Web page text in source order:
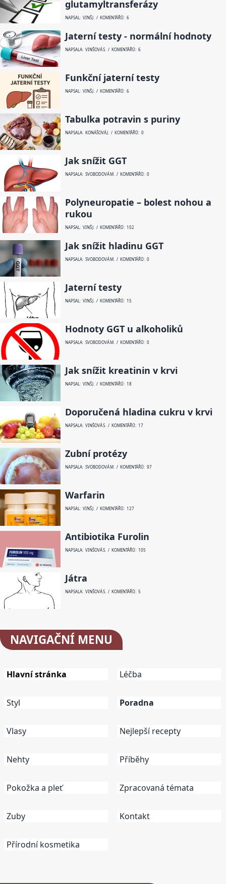
glutamyltransferázy
NAPSAL: VINŠ J. / KOMENTÁŘŮ: 6
Jaterní testy - normální hodnoty
NAPSALA: VINŠOVÁ S. / KOMENTÁŘŮ: 6
Funkční jaterní testy
NAPSAL: VINŠ J. / KOMENTÁŘŮ: 6
Tabulka potravin s puriny
NAPSALA: KONÁŠOVÁ J. / KOMENTÁŘŮ: 0
Jak snížit GGT
NAPSALA: SVOBODOVÁ M. / KOMENTÁŘŮ: 0
Polyneuropatie – bolest nohou a
rukou
NAPSAL: VINŠ J. / KOMENTÁŘŮ: 102
Jak snížit hladinu GGT
NAPSALA: SVOBODOVÁ M. / KOMENTÁŘŮ: 0
Jaterní testy
NAPSAL: VINŠ J. / KOMENTÁŘŮ: 15
Hodnoty GGT u alkoholiků
NAPSALA: SVOBODOVÁ M. / KOMENTÁŘŮ: 0
Jak snížit kreatinin v krvi
NAPSAL: VINŠ J. / KOMENTÁŘŮ: 18
Doporučená hladina cukru v krvi
NAPSALA: VINŠOVÁ S. / KOMENTÁŘŮ: 17
Zubní protézy
NAPSALA: SVOBODOVÁ M. / KOMENTÁŘŮ: 97
Warfarin
NAPSAL: VINŠ J. / KOMENTÁŘŮ: 127
Antibiotika Furolin
NAPSALA: VINŠOVÁ S. / KOMENTÁŘŮ: 105
Játra
NAPSALA: VINŠOVÁ S. / KOMENTÁŘŮ: 5
NAVIGAČNÍ MENU
Hlavní stránka
Styl
Vlasy
Nehty
Pokožka a pleť
Zuby
Přírodní kosmetika
Léčba
Poradna
Nejlepší recepty
Příběhy
Zpracovaná témata
Kontakt